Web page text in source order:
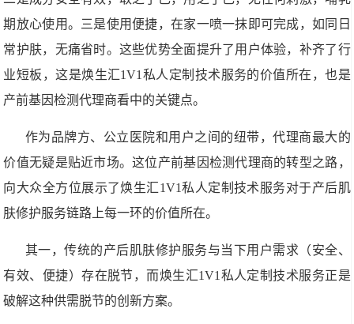
期放心使用。三是使用便捷，在家一喷一抹即可完成，如同日
常护肤，无痛省时。这些优势全面提升了用户体验，补齐了行
业短板，这是焕生汇1V1私人定制技术服务的价值所在，也是
产前基因检测代理商看中的关键点。
作为品牌方、公立医院和用户之间的纽带，代理商最大的
价值无疑是贴近市场。这位产前基因检测代理商的转型之路，
向大众全方位展示了焕生汇1V1私人定制技术服务对于产后肌
肤修护服务链路上每一环的价值所在。
其一，传统的产后肌肤修护服务与当下用户需求（安全、
有效、便捷）存在脱节，而焕生汇1V1私人定制技术服务正是
破解这种供需脱节的创新方案。